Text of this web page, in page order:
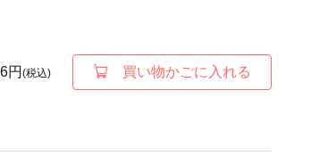
円 (税込) 買い物かごに入れる